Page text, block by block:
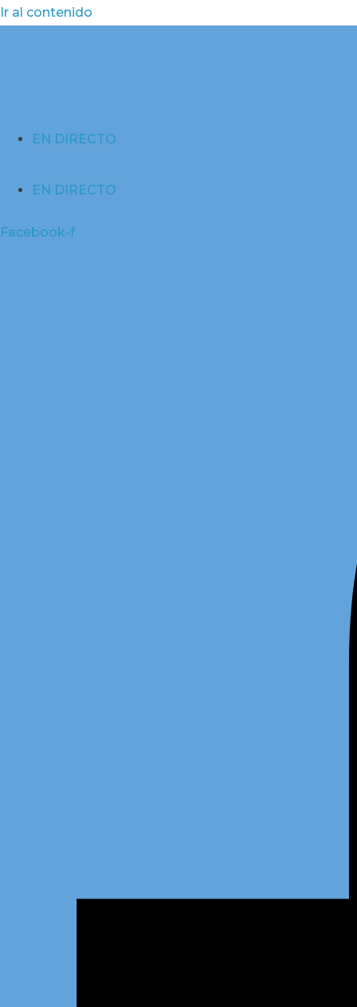
Ir al contenido
EN DIRECTO
EN DIRECTO
Facebook-f